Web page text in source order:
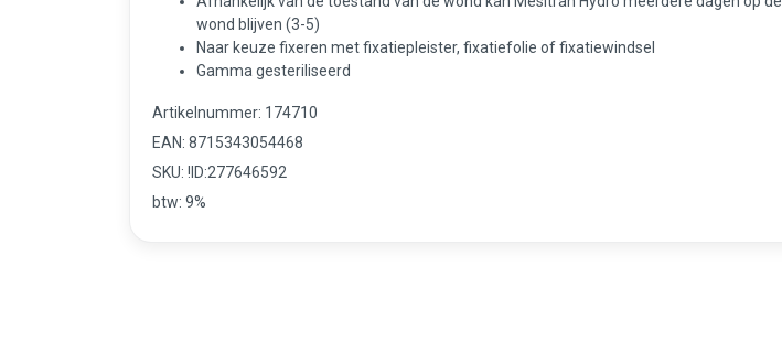
wond blijven (3-5)
Naar keuze fixeren met fixatiepleister, fixatiefolie of fixatiewindsel
Gamma gesteriliseerd
Artikelnummer: 174710
EAN: 8715343054468
SKU: !ID:277646592
btw: 9%